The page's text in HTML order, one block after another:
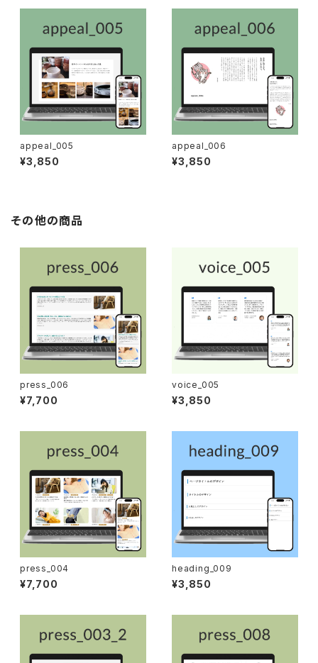
appeal_005
¥3,850
appeal_006
¥3,850
その他の商品
press_006
¥7,700
voice_005
¥3,850
press_004
¥7,700
heading_009
¥3,850